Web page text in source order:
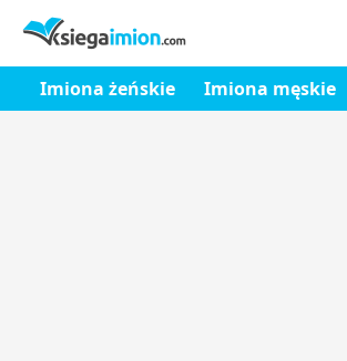
Imiona żeńskie Imiona męskie